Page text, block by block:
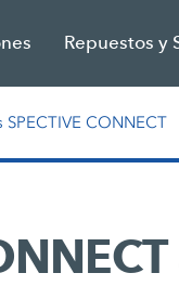
Repuestos y
CONNECT